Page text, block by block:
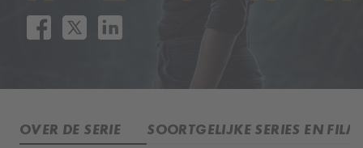
OVER DE SERIE SOORTGELIJKE SERIES EN